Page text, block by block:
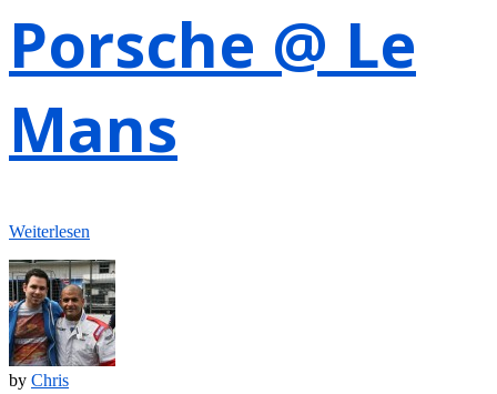
Porsche @ Le
Mans
Weiterlesen
by Chris